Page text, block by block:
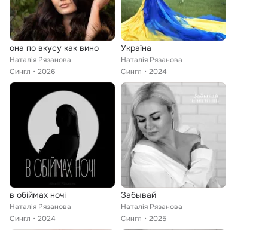
она по вкусу как вино
Наталія Рязанова
Сингл
2026
Україна
Наталія Рязанова
Сингл
2024
в обіймах ночі
Наталія Рязанова
Сингл
2024
Забывай
Наталія Рязанова
Сингл
2025